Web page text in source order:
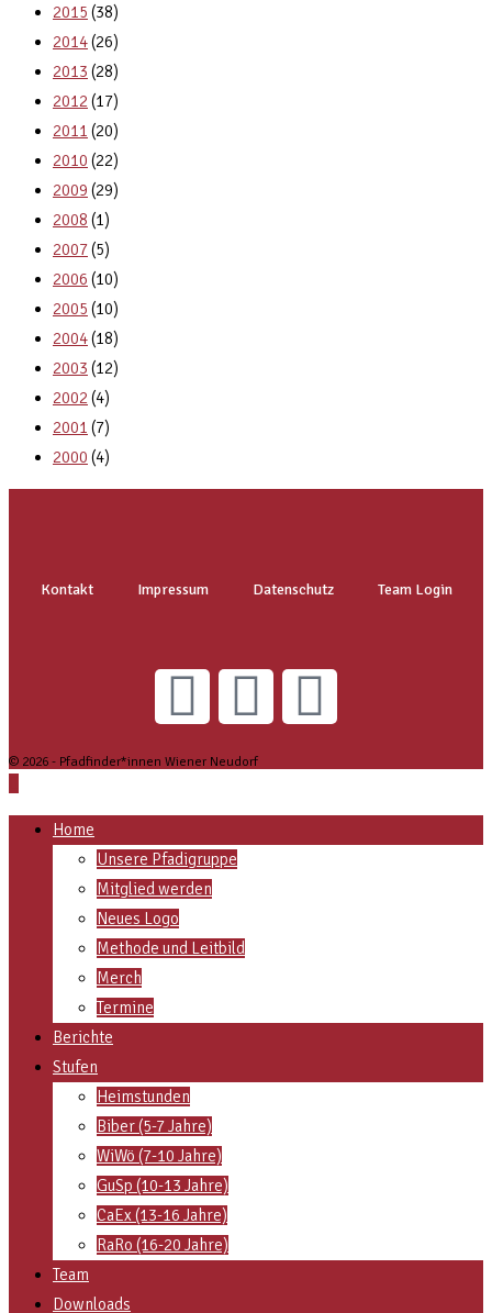
2015 (38)
2014(26)
2013 (28)
2012 (17)
2011 (20)
2010 (22)
2009 (29)
2008 (1)
2007(5)
2006 (10)
2005 (10)
2004(18)
2003 (12)
2002 (4)
2001 (7)
2000 (4)
Kontakt Impressum Datenschutz Team Login
© 2026 - Pfadfinder*innen Wiener Neudorf
Home
Unsere Pfadigruppe
Mitglied werden
Neues Logo
Methode und Leitbild
Merch
Termine
Berichte
Stufen
Heimstunden
Biber (5-7 Jahre)
WiWö (7-10 Jahre)
GuSp (10-13 Jahre)
CaEx (13-16 Jahre)
RaRo (16-20 Jahre)
Team
Downloads